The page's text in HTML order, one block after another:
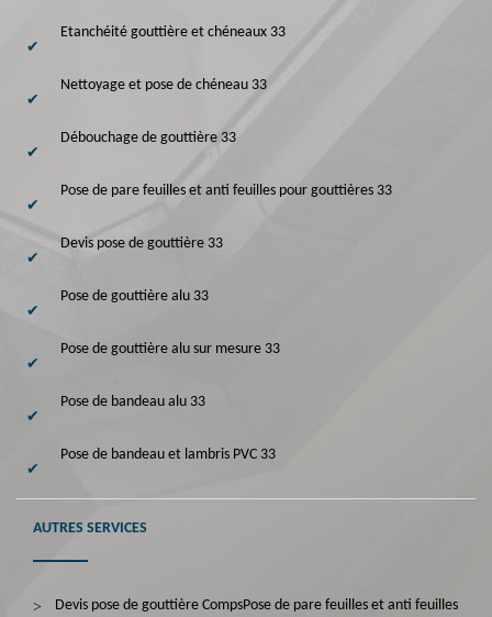
Etanchéité gouttière et chéneaux 33
Nettoyage et pose de chéneau 33
Débouchage de gouttière 33
Pose de pare feuilles et anti feuilles pour gouttières 33
Devis pose de gouttière 33
Pose de gouttière alu 33
Pose de gouttière alu sur mesure 33
Pose de bandeau alu 33
Pose de bandeau et lambris PVC 33
AUTRES SERVICES
Devis pose de gouttière CompsPose de pare feuilles et anti feuilles